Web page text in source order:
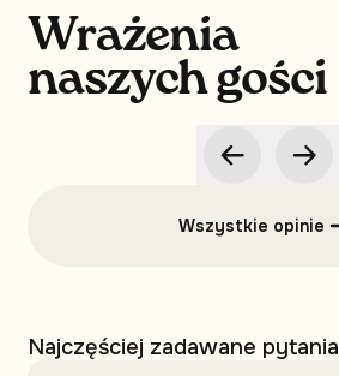
Wrażenia
naszych gości
Wszystkie opinie
Najczęściej zadawane pytania